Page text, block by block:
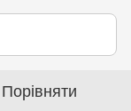
Порівняти